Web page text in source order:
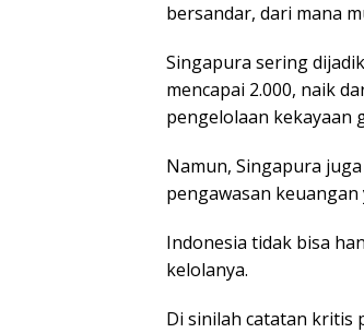
bersandar, dari mana
Singapura sering
mencapai 2.000, naik
pengelolaan kekayaan
Namun, Singapura
pengawasan keuangan
Indonesia tidak bisa
kelolanya.
Di sinilah catatan kritis